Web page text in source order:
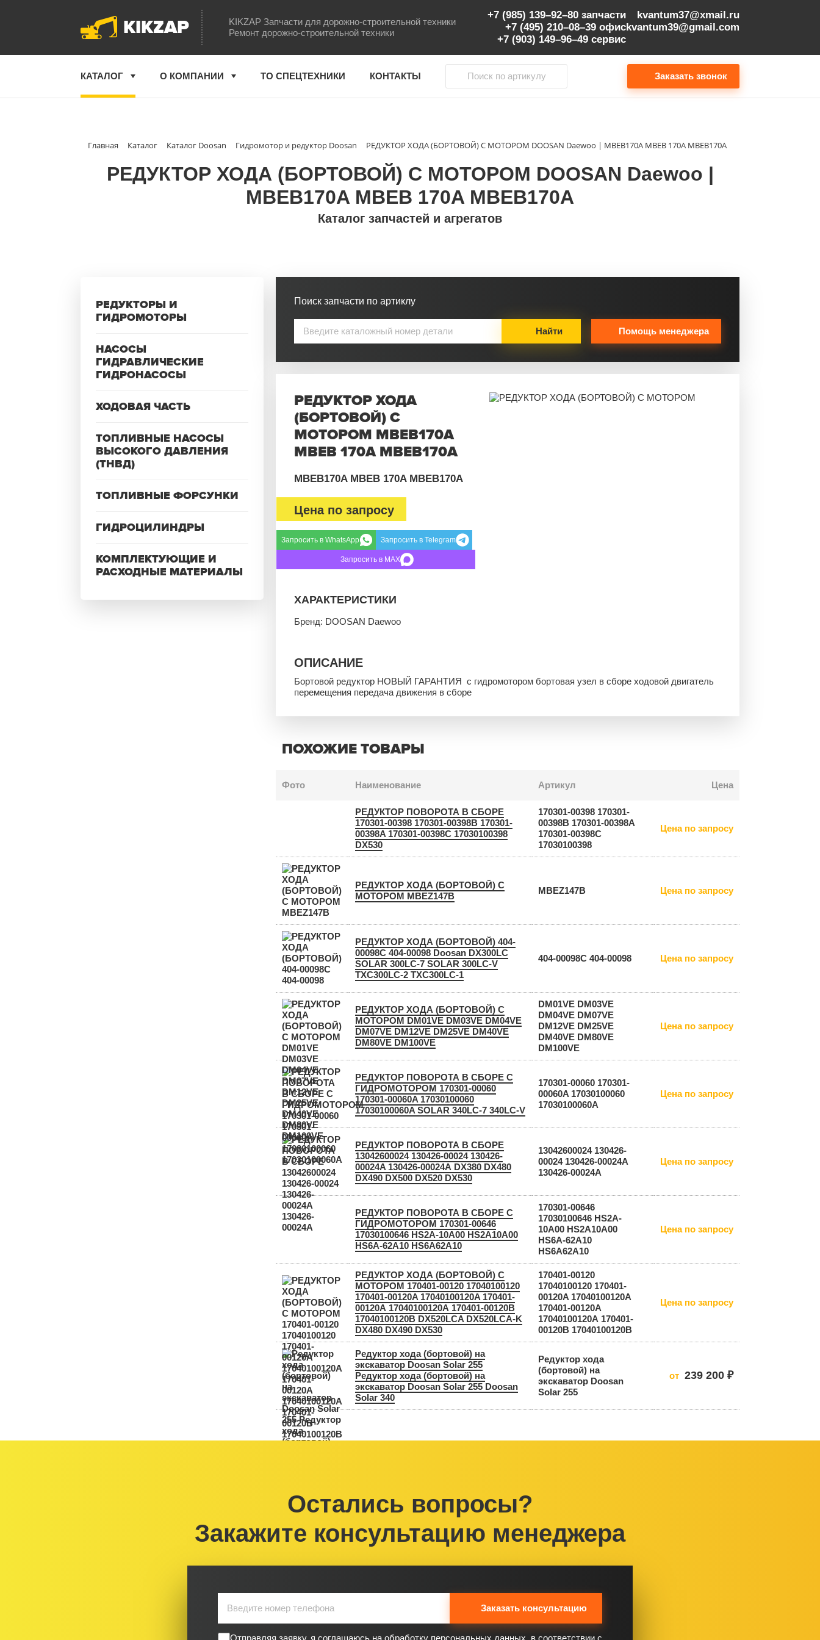
KIKZAP
KIKZAP Запчасти для дорожно-строительной техники
Ремонт дорожно-строительной техники
+7 (985) 139–92–80 запчасти
+7 (495) 210–08–39 офис
+7 (903) 149–96–49 сервис
kvantum37@xmail.ru
kvantum39@gmail.com
КАТАЛОГ О КОМПАНИИ ТО СПЕЦТЕХНИКИ КОНТАКТЫ Заказать звонок
Главная Каталог Каталог Doosan Гидромотор и редуктор Doosan РЕДУКТОР ХОДА (БОРТОВОЙ) С МОТОРОМ DOOSAN Daewoo | MBEB170A MBEB 170A МВЕВ170А
РЕДУКТОР ХОДА (БОРТОВОЙ) С МОТОРОМ DOOSAN Daewoo |
MBEB170A MBEB 170A МВЕВ170А
Каталог запчастей и агрегатов
РЕДУКТОРЫ И
ГИДРОМОТОРЫ
НАСОСЫ
ГИДРАВЛИЧЕСКИЕ
ГИДРОНАСОСЫ
ХОДОВАЯ ЧАСТЬ
ТОПЛИВНЫЕ НАСОСЫ
ВЫСОКОГО ДАВЛЕНИЯ
(ТНВД)
ТОПЛИВНЫЕ ФОРСУНКИ
ГИДРОЦИЛИНДРЫ
КОМПЛЕКТУЮЩИЕ И
РАСХОДНЫЕ МАТЕРИАЛЫ
Поиск запчасти по артиклу
Найти Помощь менеджера
РЕДУКТОР ХОДА
(БОРТОВОЙ) С
МОТОРОМ MBEB170A
MBEB 170A МВЕВ170А
MBEB170A MBEB 170A МВЕВ170А
Цена по запросу
Запросить в WhatsApp Запросить в Telegram
Запросить в MAX
ХАРАКТЕРИСТИКИ
Бренд: DOOSAN Daewoo
ОПИСАНИЕ
Бортовой редуктор НОВЫЙ ГАРАНТИЯ с гидромотором бортовая узел в сборе ходовой двигатель
перемещения передача движения в сборе
ПОХОЖИЕ ТОВАРЫ
Фото Наименование Артикул Цена
РЕДУКТОР ПОВОРОТА В СБОРЕ
170301-00398 170301-00398B 170301-
00398A 170301-00398C 17030100398
DX530
170301-00398 170301-
00398B 170301-00398A
170301-00398C
17030100398
Цена по запросу
РЕДУКТОР ХОДА (БОРТОВОЙ) С
МОТОРОМ MBEZ147B
MBEZ147B Цена по запросу
РЕДУКТОР ХОДА (БОРТОВОЙ) 404-
00098C 404-00098 Doosan DX300LC
SOLAR 300LC-7 SOLAR 300LC-V
TXC300LC-2 TXC300LC-1
404-00098C 404-00098 Цена по запросу
РЕДУКТОР ХОДА (БОРТОВОЙ) С
МОТОРОМ DM01VE DM03VE DM04VE
DM07VE DM12VE DM25VE DM40VE
DM80VE DM100VE
DM01VE DM03VE
DM04VE DM07VE
DM12VE DM25VE
DM40VE DM80VE
DM100VE
Цена по запросу
РЕДУКТОР ПОВОРОТА В СБОРЕ С
ГИДРОМОТОРОМ 170301-00060
170301-00060A 17030100060
17030100060A SOLAR 340LC-7 340LC-V
170301-00060 170301-
00060A 17030100060
17030100060A
Цена по запросу
РЕДУКТОР ПОВОРОТА В СБОРЕ
13042600024 130426-00024 130426-
00024A 130426-00024А DX380 DX480
DX490 DX500 DX520 DX530
13042600024 130426-
00024 130426-00024A
130426-00024А
Цена по запросу
РЕДУКТОР ПОВОРОТА В СБОРЕ С
ГИДРОМОТОРОМ 170301-00646
17030100646 HS2A-10A00 HS2A10A00
HS6A-62A10 HS6A62A10
170301-00646
17030100646 HS2A-
10A00 HS2A10A00
HS6A-62A10
HS6A62A10
Цена по запросу
РЕДУКТОР ХОДА (БОРТОВОЙ) С
МОТОРОМ 170401-00120 17040100120
170401-00120A 17040100120A 170401-
00120А 17040100120А 170401-00120B
17040100120B DX520LCA DX520LCA-K
DX480 DX490 DX530
170401-00120
17040100120 170401-
00120A 17040100120A
170401-00120А
17040100120А 170401-
00120B 17040100120B
Цена по запросу
Редуктор хода (бортовой) на
экскаватор Doosan Solar 255
Редуктор хода (бортовой) на
экскаватор Doosan Solar 255 Doosan
Solar 340
Редуктор хода
(бортовой) на
экскаватор Doosan
Solar 255
от 239 200 ₽
Остались вопросы?
Закажите консультацию менеджера
Заказать консультацию
Отправляя заявку, я соглашаюсь на обработку персональных данных, в соответствии с